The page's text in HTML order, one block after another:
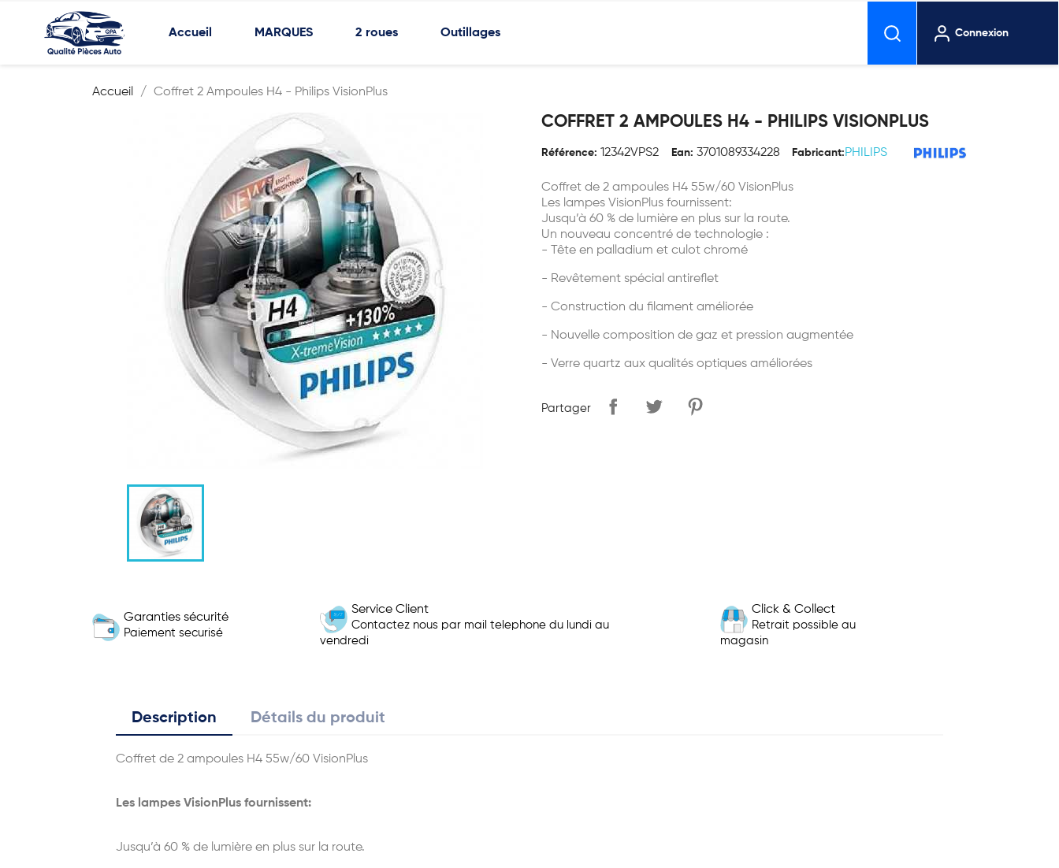
Accueil MARQUES 2 roues Outillages Connexion
Accueil Coffret 2 Ampoules H4 - Philips VisionPlus
COFFRET 2 AMPOULES H4 - PHILIPS VISIONPLUS
Référence: 12342VPS2 Ean: 3701089334228 Fabricant: PHILIPS
Coffret de 2 ampoules H4 55w/60 VisionPlus
Les lampes VisionPlus fournissent:
Jusqu’à 60 % de lumière en plus sur la route.
Un nouveau concentré de technologie :
- Tête en palladium et culot chromé
- Revêtement spécial antireflet
- Construction du filament améliorée
- Nouvelle composition de gaz et pression augmentée
- Verre quartz aux qualités optiques améliorées
Partager
Garanties sécurité
Paiement securisé
Service Client
Contactez nous par mail telephone du lundi au
vendredi
Click & Collect
Retrait possible au
magasin
Description Détails du produit
Coffret de 2 ampoules H4 55w/60 VisionPlus
Les lampes VisionPlus fournissent:
Jusqu’à 60 % de lumière en plus sur la route.